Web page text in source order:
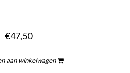
€47,50
aan winkelwagen